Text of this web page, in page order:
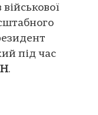
під час
.